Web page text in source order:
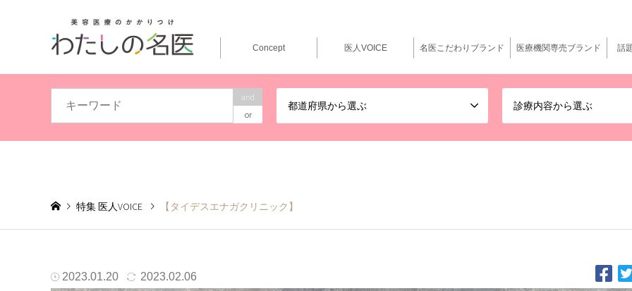
and
or
都道府県から選ぶ 診療内容から選ぶ
Concept 医人VOICE 名医こだわりブランド 医療機関専売ブランド 話
特集 医人VOICE 【タイデスエナガクリニック】
2023.01.20 2023.02.06